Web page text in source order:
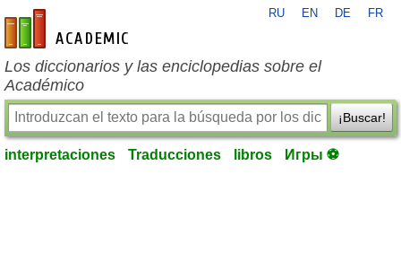
es-academic.com
RU EN DE FR
Los diccionarios y las enciclopedias sobre el
Académico
¡Buscar!
interpretaciones Traducciones libros Игры ⚽